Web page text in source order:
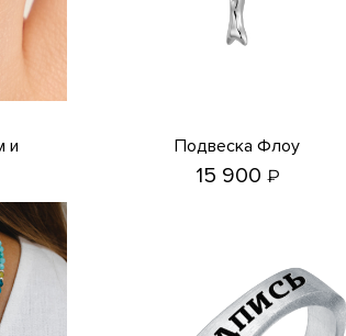
Подвеска Флоу
15 900 ₽